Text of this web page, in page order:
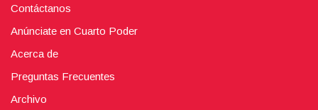
Contáctanos
Anúnciate en Cuarto Poder
Acerca de
Preguntas Frecuentes
Archivo